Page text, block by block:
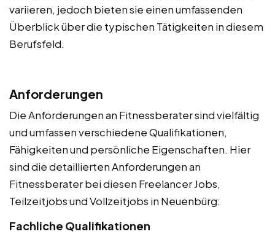
variieren, jedoch bieten sie einen umfassenden
Überblick über die typischen Tätigkeiten in diesem
Berufsfeld.
Anforderungen
Die Anforderungen an Fitnessberater sind vielfältig
und umfassen verschiedene Qualifikationen,
Fähigkeiten und persönliche Eigenschaften. Hier
sind die detaillierten Anforderungen an
Fitnessberater bei diesen Freelancer Jobs,
Teilzeitjobs und Vollzeitjobs in Neuenbürg:
Fachliche Qualifikationen